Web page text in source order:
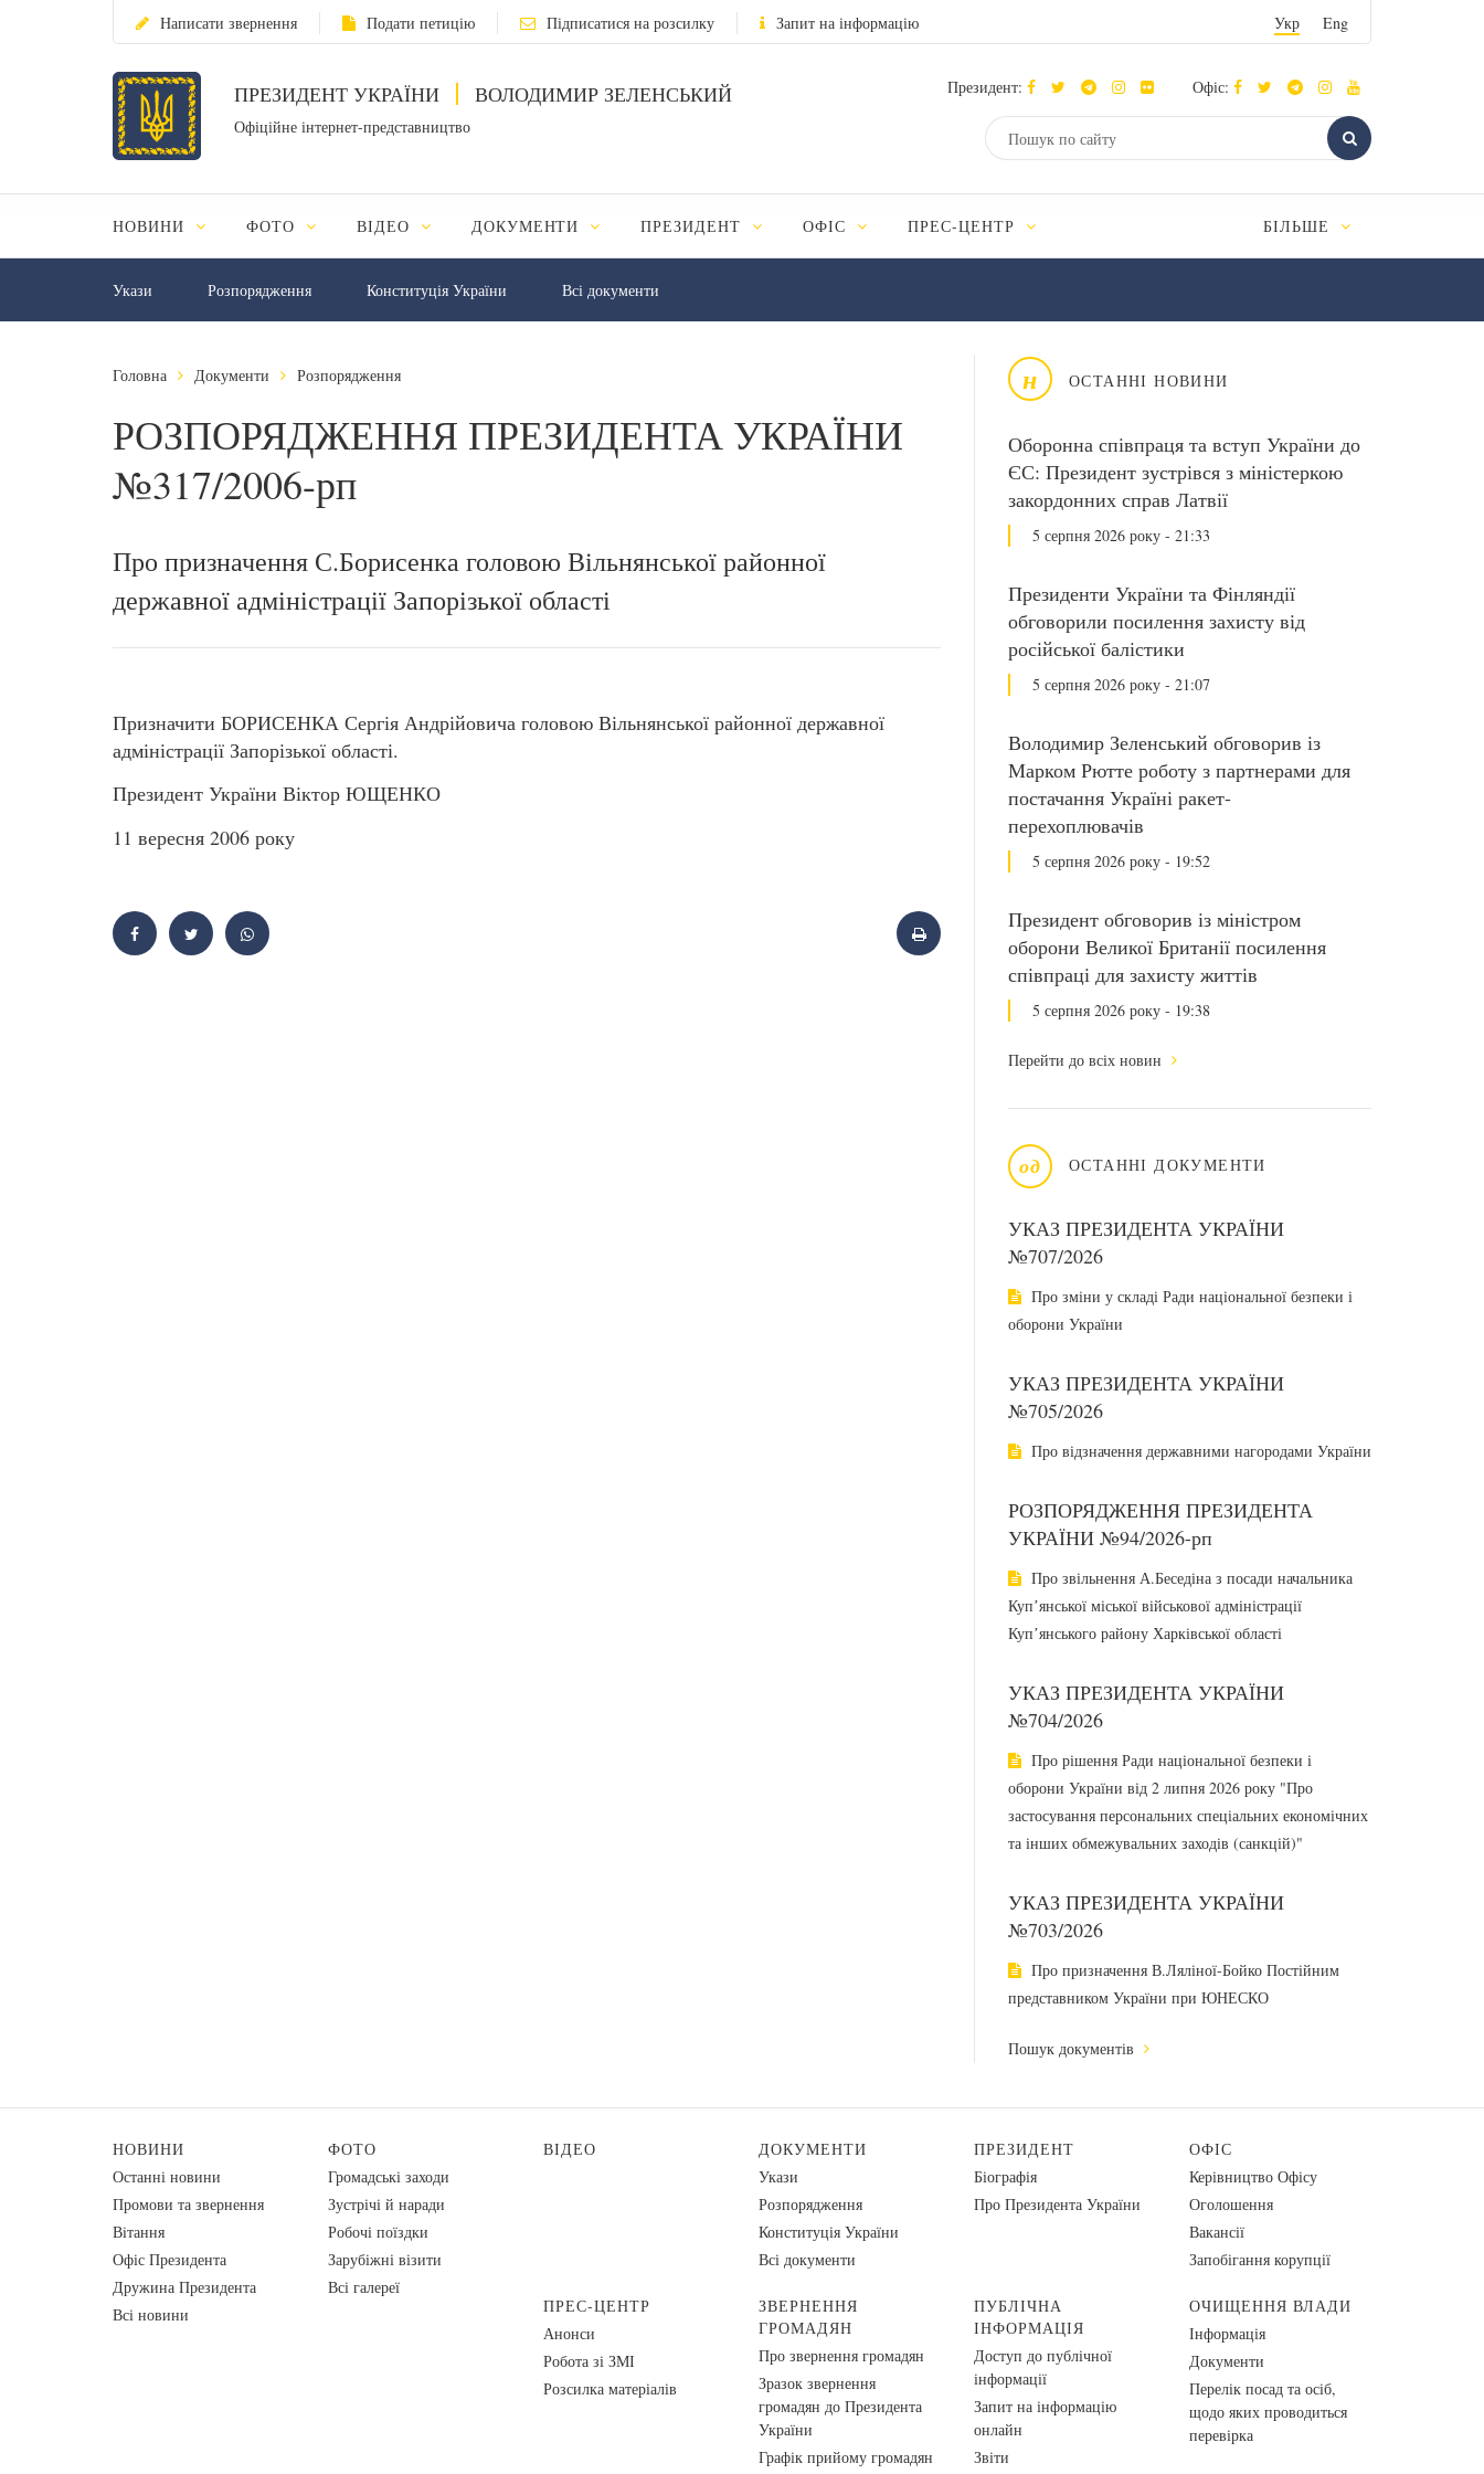
Написати звернення Подати петицію Підписатися на розсилку Запит на інформацію Укр Eng
ПРЕЗИДЕНТ УКРАЇНИ ВОЛОДИМИР ЗЕЛЕНСЬКИЙ
Офіційне інтернет-представництво
Президент: Офіс:
НОВИНИ ФОТО ВІДЕО ДОКУМЕНТИ ПРЕЗИДЕНТ ОФІС ПРЕС-ЦЕНТР БІЛЬШЕ
Укази Розпорядження Конституція України Всі документи
н ОСТАННІ НОВИНИ
Оборонна співпраця та вступ України до
ЄС: Президент зустрівся з міністеркою
закордонних справ Латвії
5 серпня 2026 року - 21:33
Президенти України та Фінляндії
обговорили посилення захисту від
російської балістики
5 серпня 2026 року - 21:07
Володимир Зеленський обговорив із
Марком Рютте роботу з партнерами для
постачання Україні ракет-
перехоплювачів
5 серпня 2026 року - 19:52
Президент обговорив із міністром
оборони Великої Британії посилення
співпраці для захисту життів
5 серпня 2026 року - 19:38
Перейти до всіх новин
од ОСТАННІ ДОКУМЕНТИ
УКАЗ ПРЕЗИДЕНТА УКРАЇНИ
№707/2026
Про зміни у складі Ради національної безпеки і
оборони України
УКАЗ ПРЕЗИДЕНТА УКРАЇНИ
№705/2026
Про відзначення державними нагородами України
РОЗПОРЯДЖЕННЯ ПРЕЗИДЕНТА
УКРАЇНИ №94/2026-рп
Про звільнення А.Беседіна з посади начальника
Купʼянської міської військової адміністрації
Купʼянського району Харківської області
УКАЗ ПРЕЗИДЕНТА УКРАЇНИ
№704/2026
Про рішення Ради національної безпеки і
оборони України від 2 липня 2026 року "Про
застосування персональних спеціальних економічних
та інших обмежувальних заходів (санкцій)"
УКАЗ ПРЕЗИДЕНТА УКРАЇНИ
№703/2026
Про призначення В.Ляліної-Бойко Постійним
представником України при ЮНЕСКО
Пошук документів
Головна Документи Розпорядження
РОЗПОРЯДЖЕННЯ ПРЕЗИДЕНТА УКРАЇНИ
№317/2006-рп
Про призначення С.Борисенка головою Вільнянської районної
державної адміністрації Запорізької області
Призначити БОРИСЕНКА Сергія Андрійовича головою Вільнянської районної державної
адміністрації Запорізької області.
Президент України Віктор ЮЩЕНКО
11 вересня 2006 року
НОВИНИ
Останні новини
Промови та звернення
Вiтання
Офіс Президента
Дружина Президента
Всі новини
ФОТО
Громадські заходи
Зустрічі й наради
Робочі поїздки
Зарубіжні візити
Всі галереї
ВІДЕО
ДОКУМЕНТИ
Укази
Розпорядження
Конституція України
Всі документи
ПРЕЗИДЕНТ
Біографія
Про Президента України
ОФІС
Керівництво Офісу
Оголошення
Вакансії
Запобігання корупції
ПРЕС-ЦЕНТР
Анонси
Робота зі ЗМІ
Розсилка матеріалів
ЗВЕРНЕННЯ
ГРОМАДЯН
Про звернення громадян
Зразок звернення
громадян до Президента
України
Графік прийому громадян
ПУБЛІЧНА
ІНФОРМАЦІЯ
Доступ до публічної
інформації
Запит на інформацію
онлайн
Звіти
ОЧИЩЕННЯ ВЛАДИ
Інформація
Документи
Перелік посад та осіб,
щодо яких проводиться
перевірка